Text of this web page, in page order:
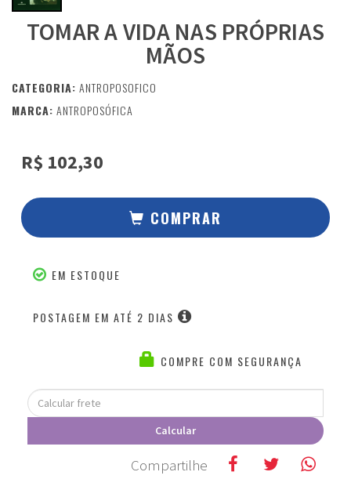
TOMAR A VIDA NAS PRÓPRIAS
MÃOS
CATEGORIA: ANTROPOSOFICO
MARCA: ANTROPOSÓFICA
R$ 102,30
COMPRAR
EM ESTOQUE
POSTAGEM EM ATÉ 2 DIAS
COMPRE COM SEGURANÇA
Calcular
frete
Calcular
Compartilhe